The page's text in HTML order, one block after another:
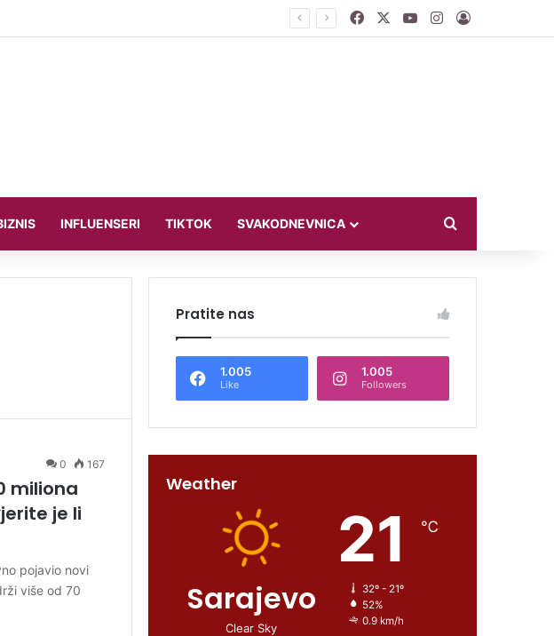
Leotom oduševila pozirajući u bikiniju Facebook YouTubeInstagram
INFLUENSERI TIKTOK SVAKODNEVNICA
0 167
miliona
je li
pojavio novi
više od 70
Pratite nas
1.005
Like
1.005
Followers
Weather
Sarajevo
Clear Sky
21 ℃
32º - 21º
52%
0.9 km/h